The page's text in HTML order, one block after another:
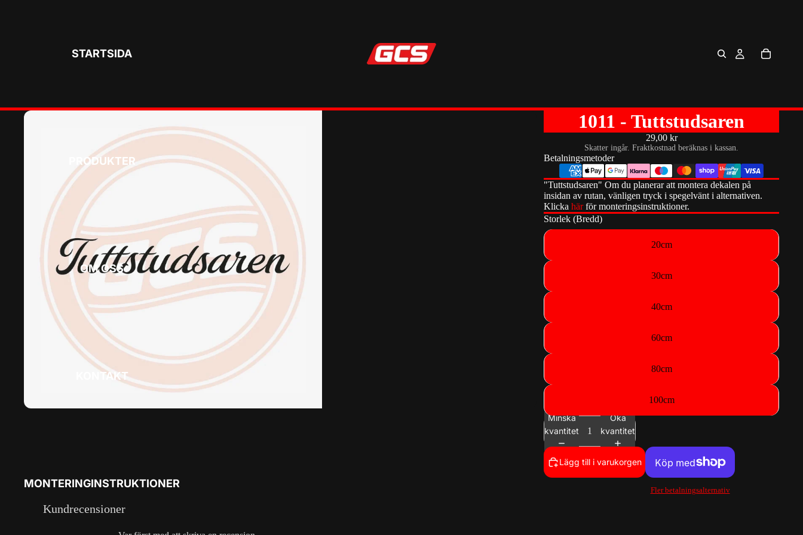
STARTSIDA
PRODUKTER
OM OSS
KONTAKT
MONTERINGINSTRUKTIONER
1011 - Tuttstudsaren
29,00 kr
Skatter ingår. Fraktkostnad beräknas i kassan.
Betalningsmetoder
"Tuttstudsaren" Om du planerar att montera dekalen på
insidan av rutan, vänligen tryck i spegelvänt i alternativen.
Klicka härför monteringsinstruktioner.
Storlek (Bredd)
20cm
30cm
40cm
60cm
80cm
100cm
Minska
kvantitet
Öka
kvantitet
Lägg till i varukorgen
Fler betalningsalternativ
Kundrecensioner